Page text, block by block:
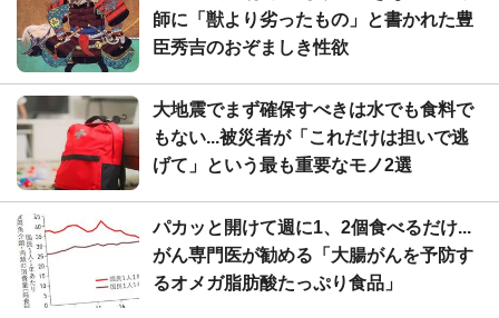
師に「獣より劣ったもの」と書かれた豊
臣秀吉のおぞましき性欲
大地震でまず確保すべきは水でも食料で
もない...被災者が「これだけは担いで逃
げて」という最も重要なモノ2選
パカッと開けて週に1、2個食べるだけ...
がん専門医が勧める「大腸がんを予防す
るオメガ脂肪酸たっぷり食品」